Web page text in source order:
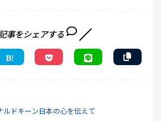
事をシェアする
ドキーン日本の心を伝えて